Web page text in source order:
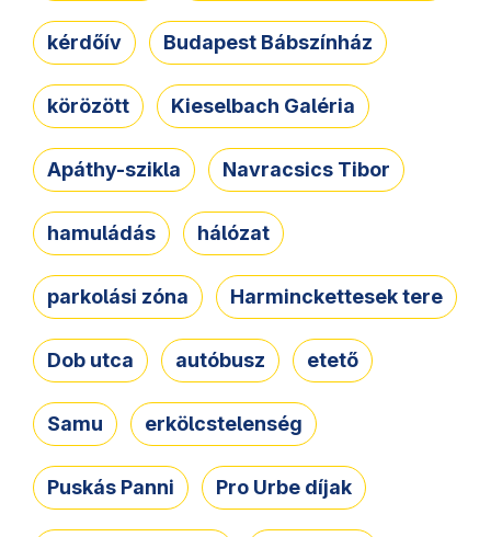
kérdőív Budapest Bábszínház
körözött Kieselbach Galéria
Apáthy-szikla Navracsics Tibor
hamuládás hálózat
parkolási zóna Harminckettesek tere
Dob utca autóbusz etető
Samu erkölcstelenség
Puskás Panni Pro Urbe díjak